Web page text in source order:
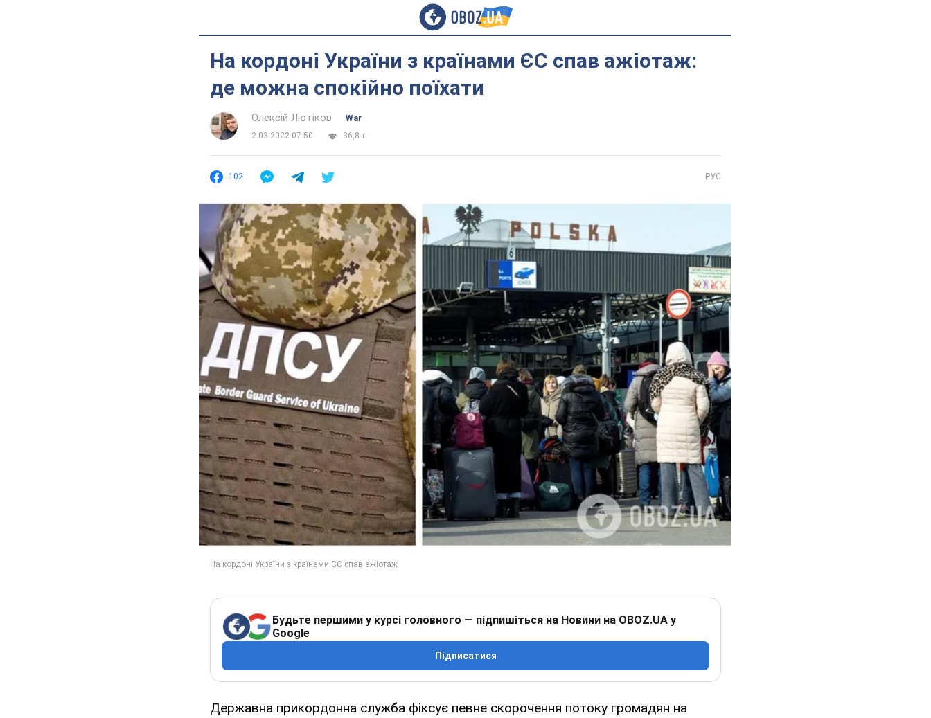
На кордоні України з країнами ЄС спав ажіотаж:
де можна спокійно поїхати
Олексій Лютіков
War
2.03.2022 07:50
36,8 т.
102 РУС
Будьте першими у курсі головного — підпишіться на Новини на OBOZ.UA у
Google
Підписатися
Державна прикордонна служба фіксує певне скорочення потоку громадян на